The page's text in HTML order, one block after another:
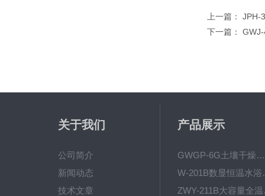
上一篇： JPH-
下一篇：
关于我们
公司简介
新闻动态
技术文章
产品展示
GWGP-6G土壤干燥柜-干燥箱/干燥机
W-